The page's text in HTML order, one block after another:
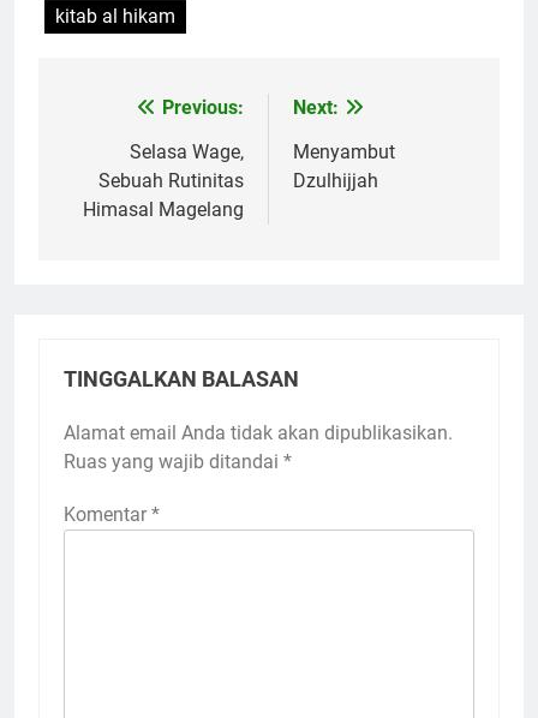
kitab al hikam
NavigasiPrevious:
Selasa Wage,
Sebuah Rutinitas
Himasal Magelang
Next:
Menyambut
Dzulhijjah
TINGGALKAN BALASAN
Alamat email Anda tidak akan dipublikasikan.
Ruas yang wajib ditandai *
Komentar *